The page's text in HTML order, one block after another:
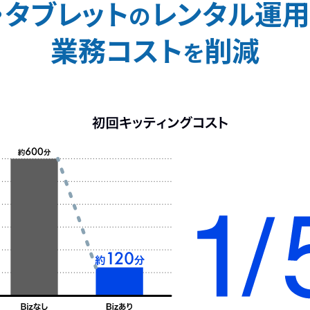
ブレットのレンタル運用
業務コストを削減